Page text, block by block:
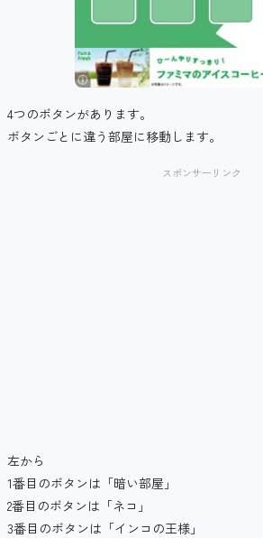
4つのボタンがあります。
ボタンごとに違う部屋に移動します。
スポンサーリンク
左から
1番目のボタンは「暗い部屋」
2番目のボタンは「ネコ」
3番目のボタンは「インコの王様」